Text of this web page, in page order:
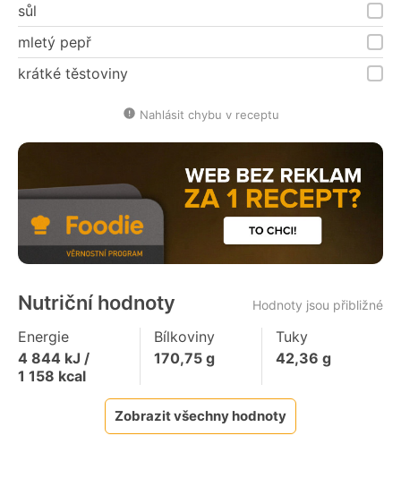
sůl
mletý pepř
krátké těstoviny
Nahlásit chybu v receptu
Nutriční hodnoty Hodnoty jsou přibližné
Energie
4 844 kJ /
1 158 kcal
Bílkoviny
170,75g
Tuky
42,36 g
Zobrazit všechny hodnoty